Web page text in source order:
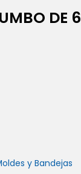
DE 6
y Bandejas